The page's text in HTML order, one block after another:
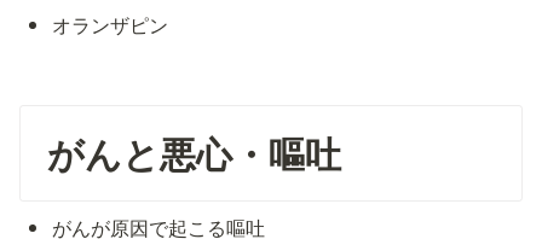
オランザピン
がんと悪心・嘔吐
がんが原因で起こる嘔吐